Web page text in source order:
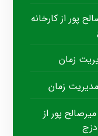
پور از کارخانه
زمان
زمان
پور از